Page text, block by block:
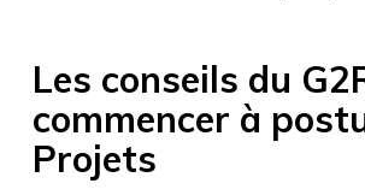
Les conseils du
commencer à
Projets